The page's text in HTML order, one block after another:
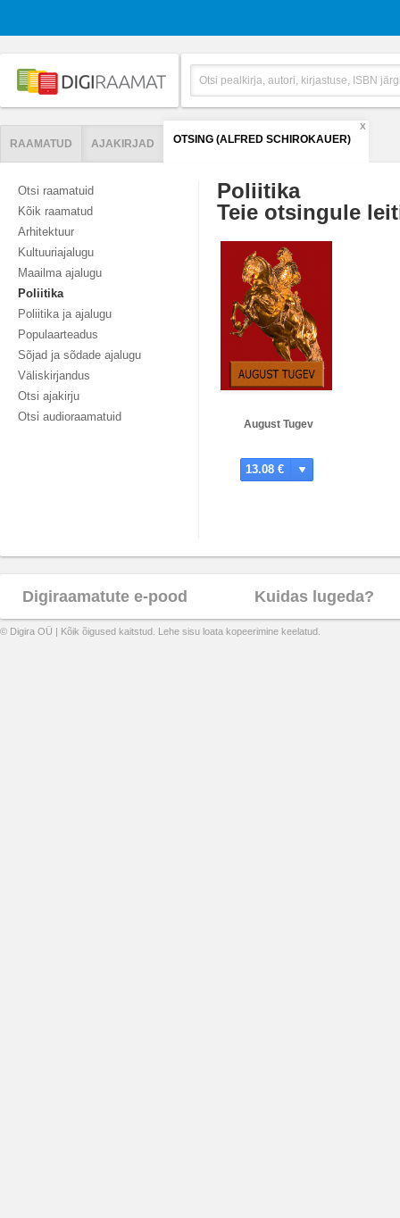
RAAMATUD AJAKIRJAD OTSING (ALFRED SCHIROKAUER)
X
Otsi raamatuid
Kõik raamatud
Arhitektuur
Kultuuriajalugu
Maailma ajalugu
Poliitika
Poliitika ja ajalugu
Populaarteadus
Sõjad ja sõdade ajalugu
Väliskirjandus
Otsi ajakirju
Otsi audioraamatuid
Poliitika
Teie otsingule
August Tugev
13.08 €
Digiraamatute e-pood Kuidas lugeda?
© Digira OÜ | Kõik õigused kaitstud. Lehe sisu loata kopeerimine keelatud.